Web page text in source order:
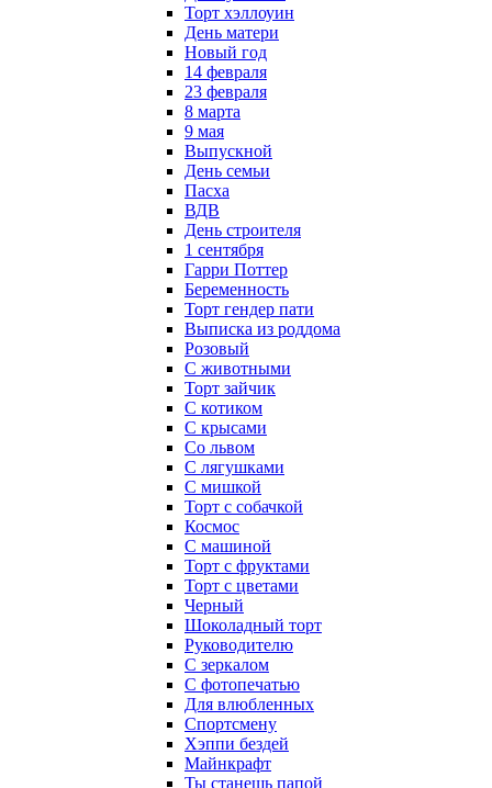
Торт хэллоуин
День матери
Новый год
14 февраля
23 февраля
8 марта
9 мая
Выпускной
День семьи
Пасха
ВДВ
День строителя
1 сентября
Гарри Поттер
Беременность
Торт гендер пати
Выписка из роддома
Розовый
С животными
Торт зайчик
С котиком
С крысами
Со львом
С лягушками
С мишкой
Торт с собачкой
Космос
С машиной
Торт с фруктами
Торт с цветами
Черный
Шоколадный торт
Руководителю
С зеркалом
С фотопечатью
Для влюбленных
Спортсмену
Хэппи бездей
Майнкрафт
Ты станешь папой